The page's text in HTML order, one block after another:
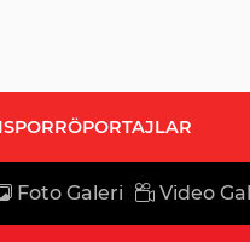
SPORRÖPORTAJLAR
Foto Galeri Video